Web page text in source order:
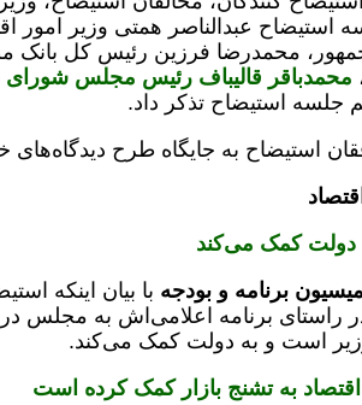
استیضاح عبدالناصر همتی وزیر امور
محمدرضا فرزین رئیس کل بانک
محمدباقر قالیباف رئیس مجلس شورای
جلسه استیضاح تذکر داد.
استیضاح به جایگاه طرح
دولت کمک می‌کند
برنامه و بودجه با بیان اینکه
راستای برنامه اعلامی‌اش به مجلس
است و به دولت کمک می‌کند.
به تشنج بازار کمک کرده است